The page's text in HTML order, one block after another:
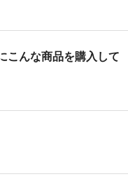
こんな商品を購入して